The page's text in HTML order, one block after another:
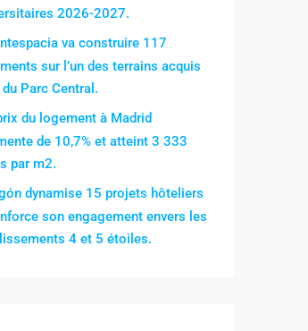
2026-2027.
va construire 117
sur l’un des terrains acquis
Parc Central.
du logement à Madrid
de 10,7% et atteint 3 333
par m2.
dynamise 15 projets hôteliers
son engagement envers les
4 et 5 étoiles.